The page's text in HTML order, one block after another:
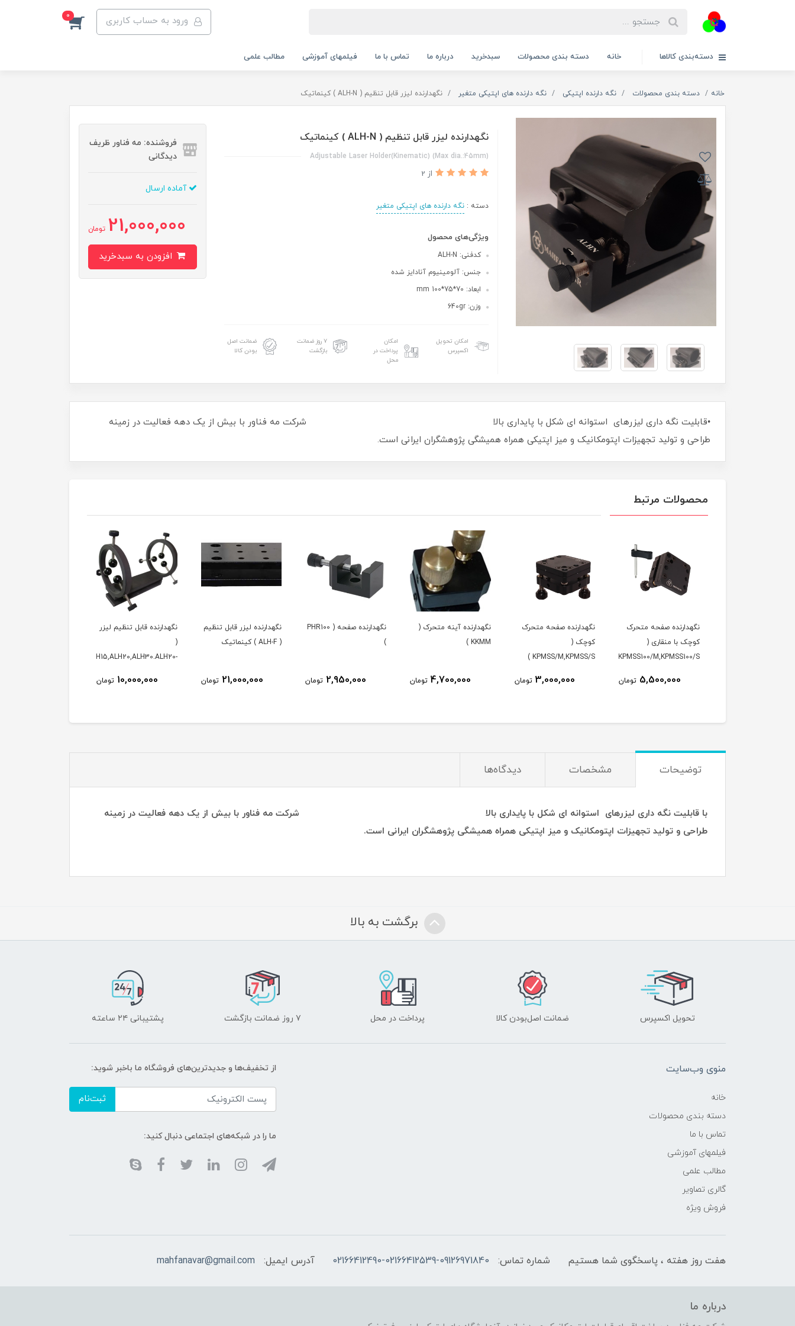
ورود به حساب کاربری 0
دسته‌بندی کالاها خانه دسته بندی محصولات سبدخرید درباره ما تماس با ما فیلمهای آموزشی مطالب علمی
خانه دسته بندی محصولات نگه دارنده اپتیکی نگه دارنده های اپتیکی متغیر نگهدارنده لیزر قابل تنظیم ( ALH-N ) کینماتیک
نگهدارنده لیزر قابل تنظیم ( ALH-N ) کینماتیک
(Max dia.:45mm) (Kinematic)Adjustable Laser Holder
از 2
دسته :نگه دارنده های اپتیکی متغیر
ویژگی‌های محصول
کدفنی: ALH-N
جنس: آلومینیوم آنادایز شده
ابعاد: 70*75*100 mm
وزن: 640gr
امکان تحویل
اکسپرس
امکان
پرداخت در
محل
۷ روز ضمانت
بازگشت
ضمانت اصل
بودن کالا
فروشنده: مه فناور ظریف
دیدگانی
آماده ارسال
21,000,000 تومان
•قابلیت نگه داری لیزرهای استوانه ای شکل با پایداری بالا شرکت مه فناور با بیش از یک دهه فعالیت در زمینه
طراحی و تولید تجهیزات اپتومکانیک و میز اپتیکی همراه همیشگی پژوهشگران ایرانی است.
محصولات مرتبط
نگهدارنده صفحه متحرک
کوچک با منقاری (
KPMSS100/M,KPMSS100/S
5,500,000 تومان
نگهدارنده صفحه متحرک
کوچک (
KPMSS/M,KPMSS/S )
3,000,000 تومان
نگهدارنده آینه متحرک (
KKMM )
4,700,000 تومان
نگهدارنده صفحه ( PHR100
)
2,950,000 تومان
نگهدارنده لیزر قابل تنظیم
( ALH-F ) کینماتیک
21,000,000 تومان
نگهدارنده قابل تنظیم لیزر
(
ALH15,ALH20,ALH30.ALH20-
10,000,000 تومان
توضیحات مشخصات دیدگاه‌ها
با قابلیت نگه داری لیزرهای استوانه ای شکل با پایداری بالا شرکت مه فناور با بیش از یک دهه فعالیت در زمینه
طراحی و تولید تجهیزات اپتومکانیک و میز اپتیکی همراه همیشگی پژوهشگران ایرانی است.
برگشت به بالا
تحویل اکسپرس ضمانت اصل‌بودن کالا پرداخت در محل ۷ روز ضمانت بازگشت پشتیبانی ۲۴ ساعته
منوی وب‌سایت
خانه
دسته بندی محصولات
تماس با ما
فیلمهای آموزشی
مطالب علمی
گالری تصاویر
فروش ویژه
از تخفیف‌ها و جدیدترین‌های فروشگاه ما باخبر شوید:
ثبت‌نام
ما را در شبکه‌های اجتماعی دنبال کنید:
هفت روز هفته ، پاسخگوی شما هستیم شماره تماس: 02166412490-02166412539-09126971840 آدرس ایمیل: mahfanavar@gmail.com
درباره ما